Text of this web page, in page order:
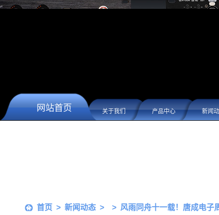
网站首页 关于我们 产品中心 新闻
首页 > 新闻动态 > > 风雨同舟十一载！唐成电子